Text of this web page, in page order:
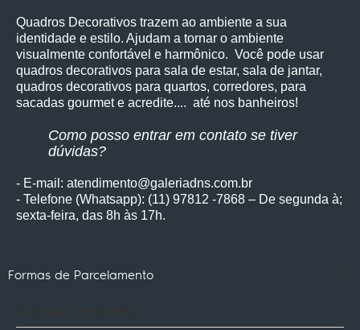
Quadros Decorativos trazem ao ambiente a sua
identidade e estilo. Ajudam a tornar o ambiente
visualmente confortável e harmônico. Você pode usar
quadros decorativos para sala de estar, sala de jantar,
quadros decorativos para quartos, corredores, para
sacadas gourmet e acredite.... até nos banheiros!
Como posso entrar em contato se tiver
dúvidas?
- E-mail: atendimento@galeriadns.com.br
- Telefone (Whatsapp): (11) 97812 -7868 – De segunda à;
sexta-feira, das 8h às 17h.
Formas de Parcelamento